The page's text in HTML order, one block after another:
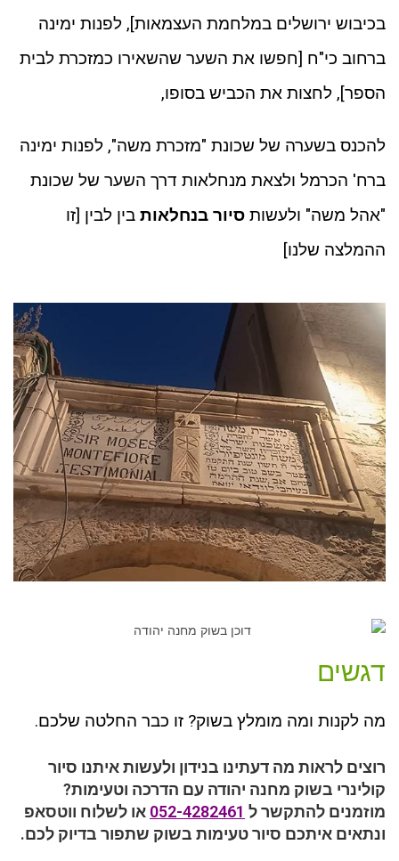
בכיבוש ירושלים במלחמת העצמאות], לפנות ימינה
ברחוב כי"ח [חפשו את השער שהשאירו כמזכרת לבית
הספר], לחצות את הכביש בסופו,
להכנס בשערה של שכונת "מזכרת משה", לפנות ימינה
ברח' הכרמל ולצאת מנחלאות דרך השער של שכונת
"אהל משה" ולעשות סיור בנחלאות בין לבין [זו
ההמלצה שלנו]
דגשים
מה לקנות ומה מומלץ בשוק? זו כבר החלטה שלכם.
רוצים לראות מה דעתינו בנידון ולעשות איתנו סיור
קולינרי בשוק מחנה יהודה עם הדרכה וטעימות?
מוזמנים להתקשר ל 052-4282461 או לשלוח ווטסאפ
ונתאים איתכם סיור טעימות בשוק שתפור בדיוק לכם.